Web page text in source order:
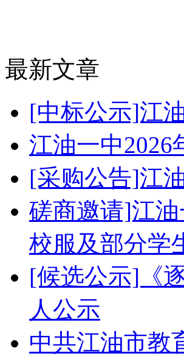
最新文章
[中标公示]江
江油一中2026
[采购公告]江
磋商邀请]江
校服及部分学
[候选公示]《
人公示
中共江油市教